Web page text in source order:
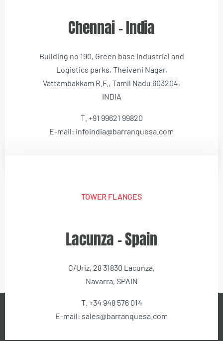
Chennai – India
Building no 190, Green base Industrial and
Logistics parks, Theiveni Nagar,
Vattambakkam R.F., Tamil Nadu 603204,
INDIA
T. +91 99621 99820
E-mail: infoindia@barranquesa.com
TOWER FLANGES
Lacunza – Spain
C/Uriz, 28 31830 Lacunza,
Navarra, SPAIN
T. +34 948 576 014
E-mail: sales@barranquesa.com